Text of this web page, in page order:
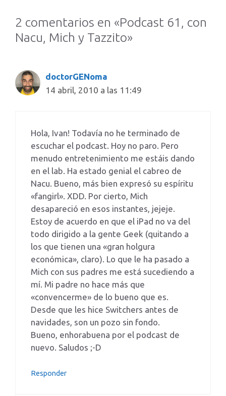
2 comentarios en «Podcast 61, con
Nacu, Mich y Tazzito»
doctorGENoma
14 abril, 2010 a las 11:49
Hola, Ivan! Todavía no he terminado de
escuchar el podcast. Hoy no paro. Pero
menudo entretenimiento me estáis dando
en el lab. Ha estado genial el cabreo de
Nacu. Bueno, más bien expresó su espíritu
«fangirl». XDD. Por cierto, Mich
desapareció en esos instantes, jejeje.
Estoy de acuerdo en que el iPad no va del
todo dirigido a la gente Geek (quitando a
los que tienen una «gran holgura
económica», claro). Lo que le ha pasado a
Mich con sus padres me está sucediendo a
mí. Mi padre no hace más que
«convencerme» de lo bueno que es.
Desde que les hice Switchers antes de
navidades, son un pozo sin fondo.
Bueno, enhorabuena por el podcast de
nuevo. Saludos ;-D
Responder